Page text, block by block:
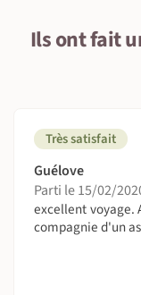
Ils ont fait
Très satisfait
Guélove
Parti le 15/02/
excellent voyage.
compagnie d'un